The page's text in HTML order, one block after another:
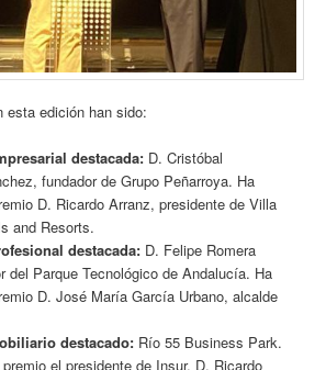
esta edición han sido:
destacada: D. Cristóbal
fundador de Grupo Peñarroya. Ha
D. Ricardo Arranz, presidente de Villa
and Resorts.
destacada:D. Felipe Romera
del Parque Tecnológico de Andalucía. Ha
D. José María García Urbano, alcalde
destacado:Río 55 Business Park.
el presidente de Insur, D. Ricardo